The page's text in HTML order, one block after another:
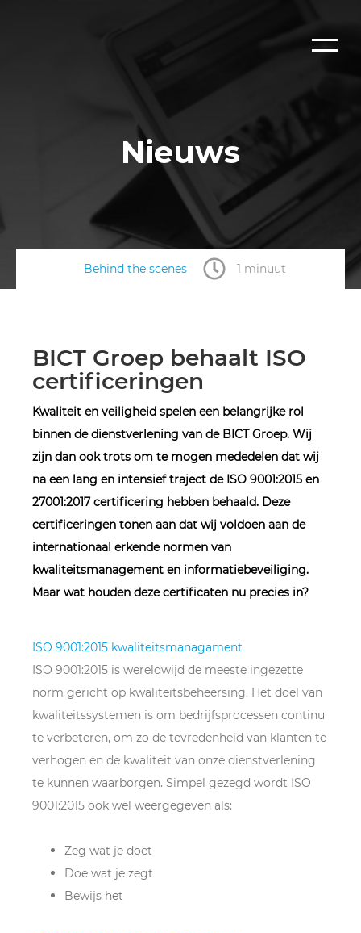
Nieuws
Behind the scenes 1 minuut
BICT Groep behaalt ISO
certificeringen
Kwaliteit en veiligheid spelen een belangrijke rol
binnen de dienstverlening van de BICT Groep. Wij
zijn dan ook trots om te mogen mededelen dat wij
na een lang en intensief traject de ISO 9001:2015 en
27001:2017 certificering hebben behaald. Deze
certificeringen tonen aan dat wij voldoen aan de
internationaal erkende normen van
kwaliteitsmanagement en informatiebeveiliging.
Maar wat houden deze certificaten nu precies in?
ISO 9001:2015 kwaliteitsmanagament
ISO 9001:2015 is wereldwijd de meeste ingezette
norm gericht op kwaliteitsbeheersing. Het doel van
kwaliteitssystemen is om bedrijfsprocessen continu
te verbeteren, om zo de tevredenheid van klanten te
verhogen en de kwaliteit van onze dienstverlening
te kunnen waarborgen. Simpel gezegd wordt ISO
9001:2015 ook wel weergegeven als:
Zeg wat je doet
Doe wat je zegt
Bewijs het